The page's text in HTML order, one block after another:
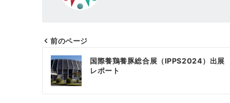
投
稿
ナ
前のページ
国際養鶏養豚総合展（IPPS2024）出展
レポート